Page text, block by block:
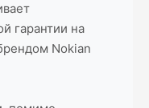
гарантии на
Nokian